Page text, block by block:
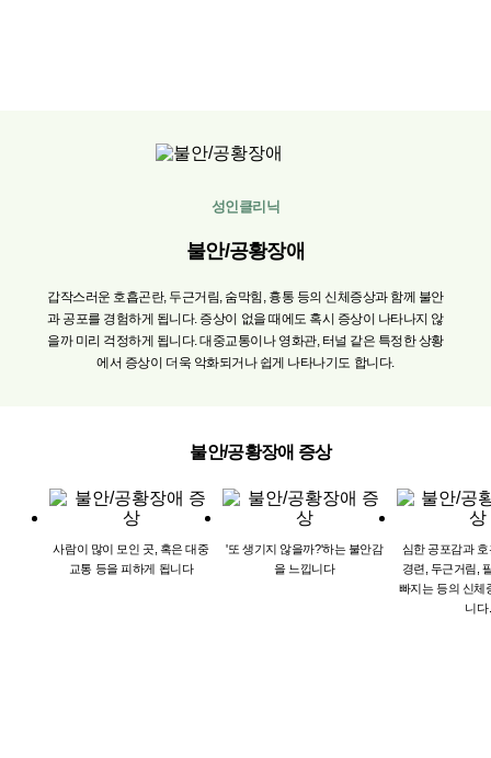
성인클리닉
불안/공황장애
갑작스러운 호흡곤란, 두근거림, 숨막힘, 흉통 등의 신체증상과 함께 불안
과 공포를 경험하게 됩니다. 증상이 없을 때에도 혹시 증상이 나타나지 않
을까 미리 걱정하게 됩니다.대중교통이나 영화관, 터널 같은 특정한상황
에서 증상이 더욱 악화되거나 쉽게 나타나기도 합니다.
불안/공황장애 증상
사람이 많이 모인 곳, 혹은 대중
교통 등을 피하게 됩니다
'또 생기지 않을까?'하는 불안감
을 느낍니다
심한 공포감과 호
경련, 두근거림,
빠지는 등의 신체
니다.